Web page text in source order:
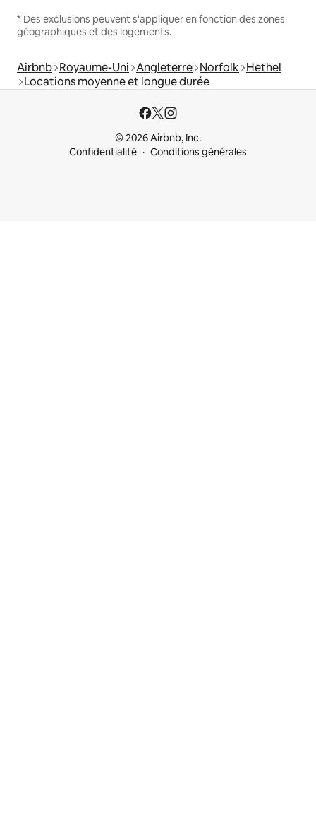
* Des exclusions peuvent s'appliquer en fonction des zones
géographiques et des logements.
Airbnb Royaume-Uni Angleterre Norfolk Hethel
Locations moyenne et longue durée
© 2026 Airbnb, Inc.
Confidentialité
Conditions générales